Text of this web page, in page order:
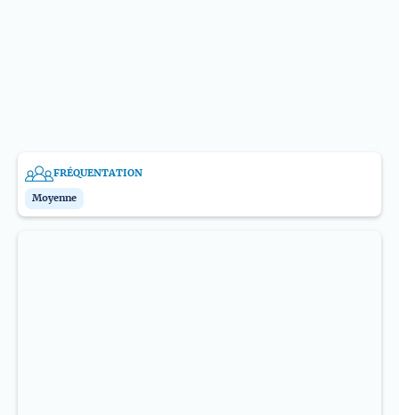
FRÉQUENTATION
Moyenne